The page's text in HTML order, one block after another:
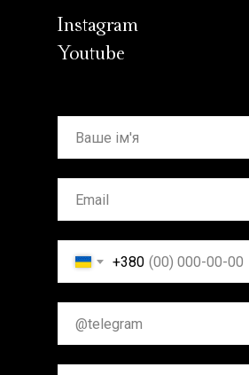
Instagram
Youtube
+380